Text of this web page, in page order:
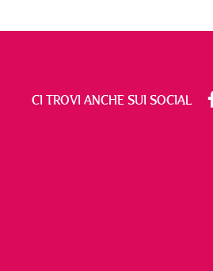
CI TROVI ANCHE SUI SOCIAL